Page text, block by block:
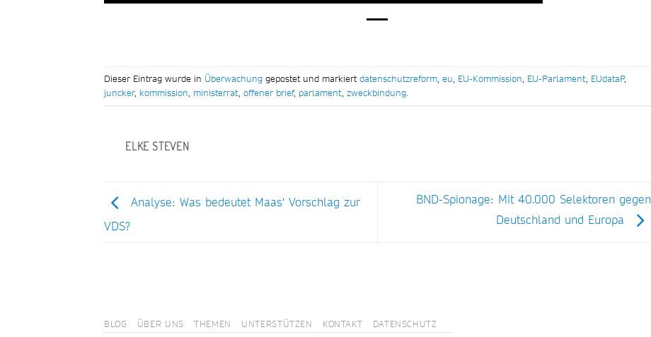
Dieser Eintrag wurde in Überwachung gepostet und markiertdatenschutzreform, eu, EU-Kommission, EU-Parlament, EUdataP,
juncker, kommission, ministerrat, offener brief, parlament, zweckbindung.
ELKE STEVEN
Analyse: Was bedeutet Maas‘ Vorschlag zur
VDS?
BND-Spionage: Mit 40.000 Selektoren gegen
Deutschland und Europa
BLOG ÜBER UNS THEMEN UNTERSTÜTZEN KONTAKT DATENSCHUTZ